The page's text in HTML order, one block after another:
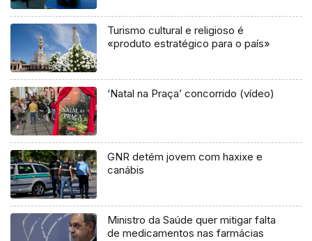
Turismo cultural e religioso é
«produto estratégico para o país»
‘Natal na Praça’ concorrido (vídeo)
GNR detém jovem com haxixe e
canábis
Ministro da Saúde quer mitigar falta
de medicamentos nas farmácias